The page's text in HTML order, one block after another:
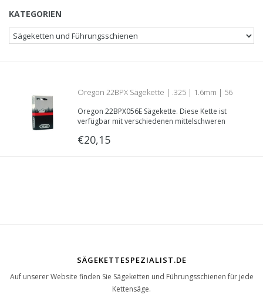
KATEGORIEN
Oregon 22BPX Sägekette | .325 | 1.6mm | 56
Treibglieder | Teilnummer 22BPX056E
Oregon 22BPX056E Sägekette. Diese Kette ist
verfügbar mit verschiedenen mittelschweren
Treibglieddecke von 1.6mm und eine
€20,15
SÄGEKETTESPEZIALIST.DE
Auf unserer Website finden Sie Sägeketten und Führungsschienen für jede
Kettensäge.